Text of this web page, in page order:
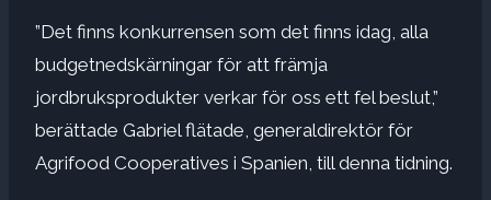
”Det finns konkurrensen som det finns idag, alla
budgetnedskärningar för att främja
jordbruksprodukter verkar för oss ett fel beslut,”
berättade Gabriel flätade, generaldirektör för
Agrifood Cooperatives i Spanien, till denna tidning.